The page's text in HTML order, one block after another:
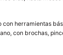
herramientas
con brochas,